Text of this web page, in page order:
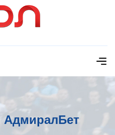
АдмиралБет